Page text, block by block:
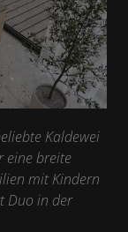
Kaldewei
eine breite
mit Kindern
Duo in der